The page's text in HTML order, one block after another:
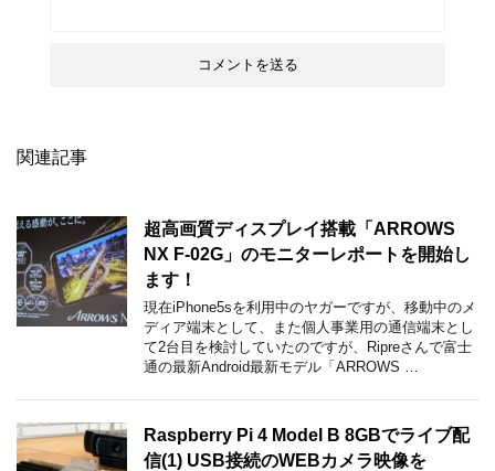
関連記事
超高画質ディスプレイ搭載「ARROWS
NX F-02G」のモニターレポートを開始し
ます！
現在iPhone5sを利用中のヤガーですが、移動中のメ
ディア端末として、また個人事業用の通信端末とし
て2台目を検討していたのですが、Ripreさんで富士
通の最新Android最新モデル「ARROWS …
Raspberry Pi 4 Model B 8GBでライブ配
信(1) USB接続のWEBカメラ映像を